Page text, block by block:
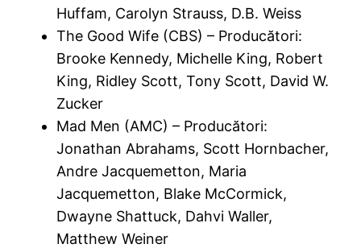
Huffam, Carolyn Strauss, D.B. Weiss
The Good Wife (CBS) – Producători:
Brooke Kennedy, Michelle King, Robert
King, Ridley Scott, Tony Scott, David W.
Zucker
Mad Men (AMC) – Producători:
Jonathan Abrahams, Scott Hornbacher,
Andre Jacquemetton, Maria
Jacquemetton, Blake McCormick,
Dwayne Shattuck, Dahvi Waller,
Matthew Weiner